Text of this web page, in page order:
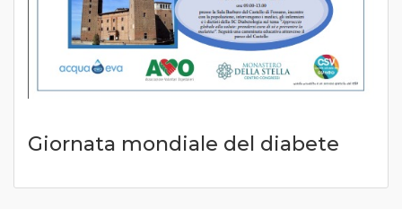
Giornata mondiale del diabete